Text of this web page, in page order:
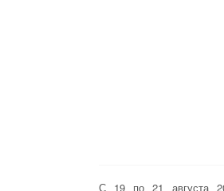
С 19 по 21 августа